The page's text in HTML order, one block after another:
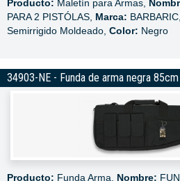
Producto: Maletín para Armas,
PARA 2 PISTÓLAS, Marca: BARBARIC,
Semirrigido Moldeado, Color: Negro
34903-NE - Funda de arma negra 85cm
Producto: Funda Arma, Nombre: